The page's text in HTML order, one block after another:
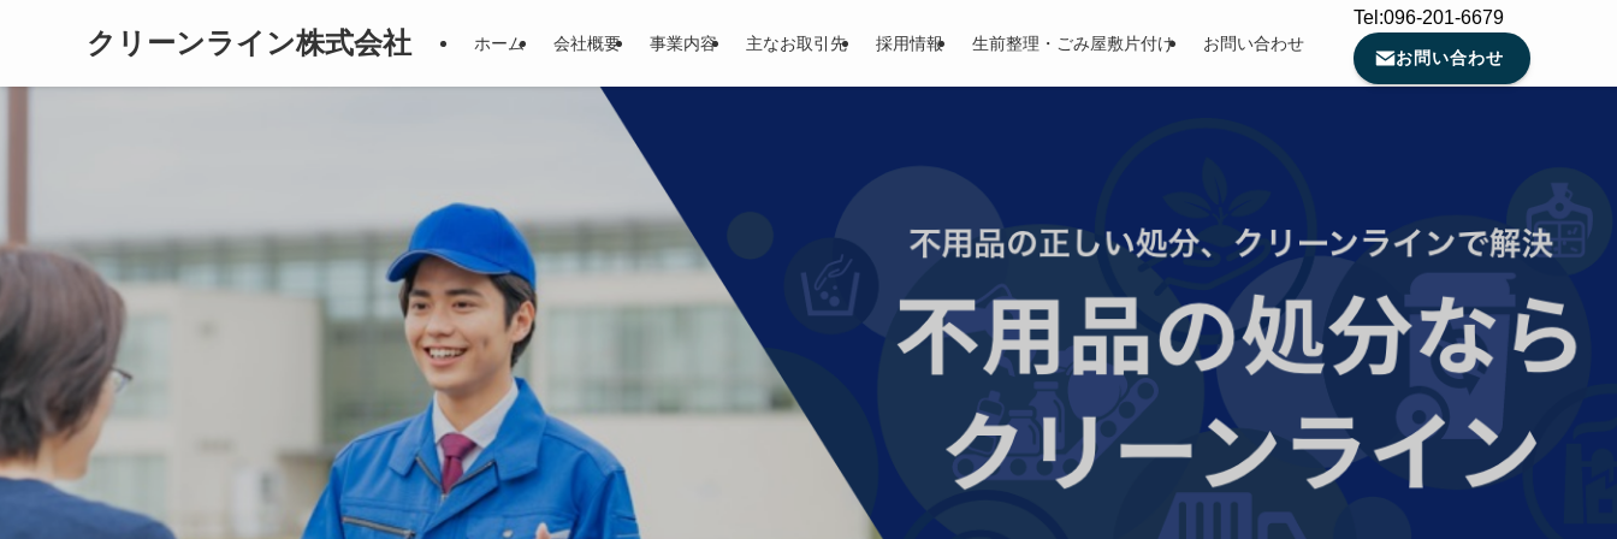
クリーンライン株式会社 ホーム 会社概要 事業内容 主なお取引先 採用情報 生前整理・ごみ屋敷片付け お問い合わせ
Tel:096-201-6679
お問い合わせ